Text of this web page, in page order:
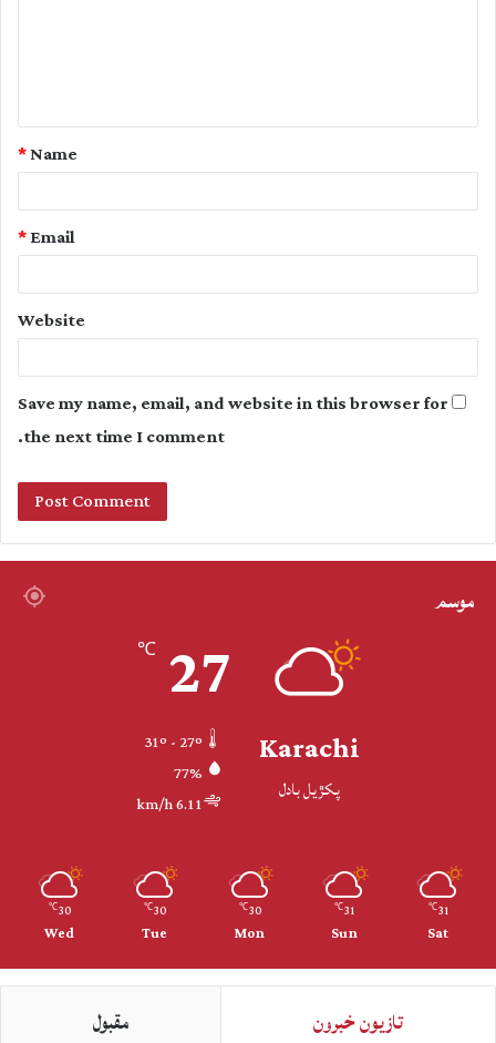
t
Name
*
Email
*
Website
Save my name, email, and website in this browser for
the next time I comment.
موسم
Karachi
پکڙيل بادل
27
℃
77%
6.11 km/h
31
℃
Sat
31
℃
Sun
30
℃
Mon
30
℃
Tue
30
℃
Wed
تازيون خبرون مقبول